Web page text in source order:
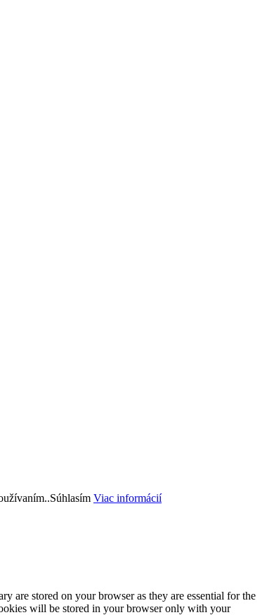
Súhlasím Viac informácií
are stored on your browser as they are essential for the
will be stored in your browser only with your